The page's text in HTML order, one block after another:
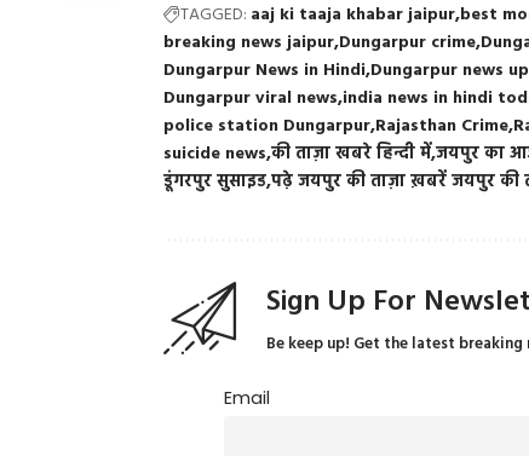
TAGGED: aaj ki taaja khabar jaipur best
breaking news jaipur Dungarpur crime
Dungarpur News in Hindi Dungarpur news
Dungarpur viral news india news in hindi
police station Dungarpur Rajasthan Crime
suicide newsकी ताज़ा खबरे हिन्दी मेंजयपुर का
डूंगरपुर सुसाइडपढ़े जयपुर की ताज़ा ख़बरें जयपुर की
Sign Up For
Be keep up! Get the latest
Email